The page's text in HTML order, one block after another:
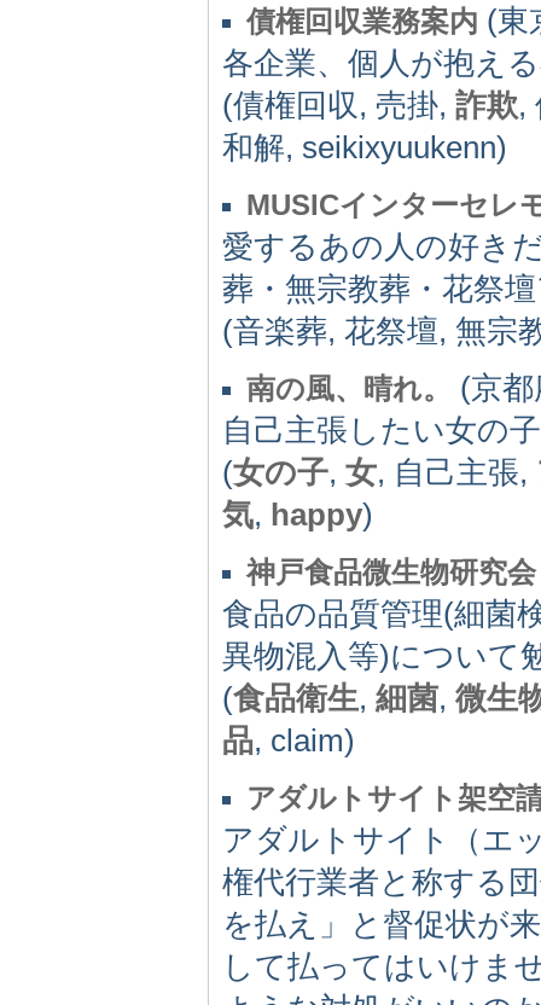
債権回収業務案内 (東
各企業、個人が抱え
(債権回収, 売掛, 詐欺,
和解, seikixyuukenn)
MUSICインターセレ
愛するあの人の好き
葬・無宗教葬・花祭
(音楽葬, 花祭壇, 無宗
南の風、晴れ。
(京
自己主張したい女の
(女の子, 女, 自己主張,
気, happy)
神戸食品微生物研究会
食品の品質管理(細菌
異物混入等)について
(食品衛生, 細菌, 微生
品, claim)
アダルトサイト架空
アダルトサイト（エ
権代行業者と称する
を払え」と督促状が
して払ってはいけま